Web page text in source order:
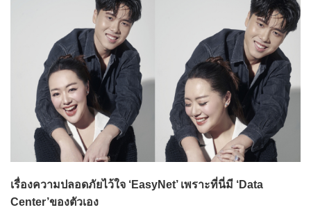
เรื่องความปลอดภัยไว้ใจ ‘EasyNet’ เพราะที่นี่มี ‘Data
Center’ของตัวเอง